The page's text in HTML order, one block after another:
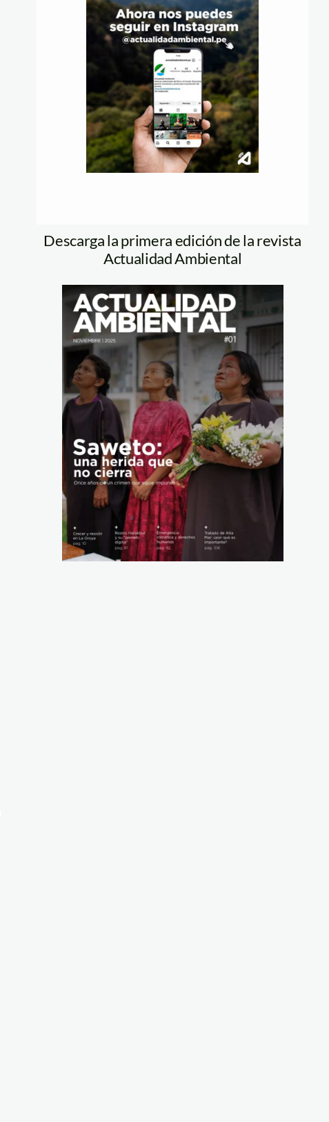
Descarga la primera edición de la revista
Actualidad Ambiental